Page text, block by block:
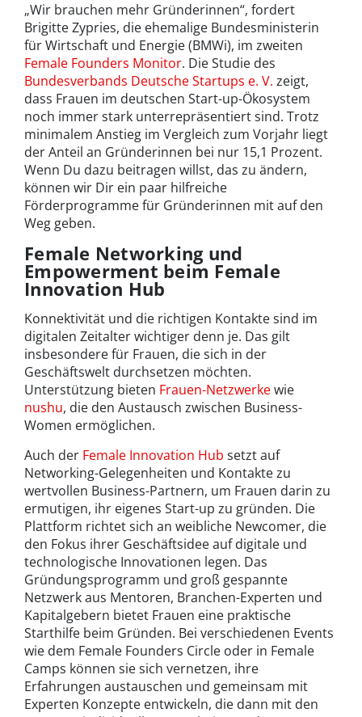
„Wir brauchen mehr Gründerinnen“, fordert
Brigitte Zypries, die ehemalige Bundesministerin
für Wirtschaft und Energie (BMWi), im zweiten
Female Founders Monitor. Die Studie des
Bundesverbands Deutsche Startups e. V. zeigt,
dass Frauen im deutschen Start-up-Ökosystem
noch immer stark unterrepräsentiert sind. Trotz
minimalem Anstieg im Vergleich zum Vorjahr liegt
der Anteil an Gründerinnen bei nur 15,1 Prozent.
Wenn Du dazu beitragen willst, das zu ändern,
können wir Dir ein paar hilfreiche
Förderprogramme für Gründerinnen mit auf den
Weg geben.
Female Networking und
Empowerment beim Female
Innovation Hub
Konnektivität und die richtigen Kontakte sind im
digitalen Zeitalter wichtiger denn je. Das gilt
insbesondere für Frauen, die sich in der
Geschäftswelt durchsetzen möchten.
Unterstützung bieten Frauen-Netzwerkewie
nushu, die den Austausch zwischen Business-
Women ermöglichen.
Auch der Female Innovation Hub setzt auf
Networking-Gelegenheiten und Kontakte zu
wertvollen Business-Partnern, um Frauen darin zu
ermutigen, ihr eigenes Start-up zu gründen. Die
Plattform richtet sich an weibliche Newcomer, die
den Fokus ihrer Geschäftsidee auf digitale und
technologische Innovationen legen. Das
Gründungsprogramm und groß gespannte
Netzwerk aus Mentoren, Branchen-Experten und
Kapitalgebern bietet Frauen eine praktische
Starthilfe beim Gründen. Bei verschiedenen Events
wie dem Female Founders Circle oder in Female
Camps können sie sich vernetzen, ihre
Erfahrungen austauschen und gemeinsam mit
Experten Konzepte entwickeln, die dann mit den